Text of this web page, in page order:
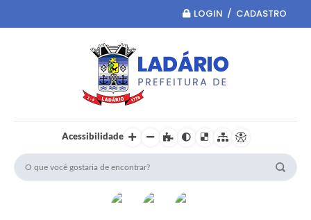
LOGIN / CADASTRO
Acessibilidade